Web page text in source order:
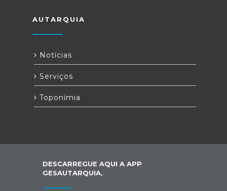
AUTARQUIA
Notícias
Serviços
Toponímia
DESCARREGUE AQUI A APP
GESAUTARQUIA,